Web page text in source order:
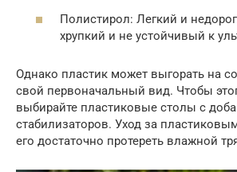
Полистирол: Легкий и
хрупкий и не устойчивый к
Однако пластик может выгорать на
свой первоначальный вид. Чтобы
выбирайте пластиковые столы с
стабилизаторов. Уход за
его достаточно протереть влажной